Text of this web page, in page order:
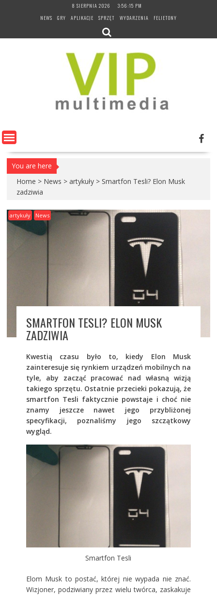
8 SIERPNIA 2026
3:56:16 PM
NEWS
GRY APLIKACJE SPRZĘT WYDARZENIA FELIETONY
You are here
Home > News > artykuły > Smartfon Tesli? Elon Musk
zadziwia
artykuły News
SMARTFON TESLI? ELON MUSK
ZADZIWIA
Kwestią czasu było to, kiedy Elon Musk
zainteresuje się rynkiem urządzeń mobilnych na
tyle, aby zacząć pracować nad własną wizją
takiego sprzętu. Ostatnie przecieki pokazują, że
smartfon Tesli faktycznie powstaje i choć nie
znamy jeszcze nawet jego przybliżonej
specyfikacji, poznaliśmy jego szczątkowy
wygląd.
Smartfon Tesli
Elom Musk to postać, której nie wypada nie znać.
Wizjoner, podziwiany przez wielu twórca, zaskakuje